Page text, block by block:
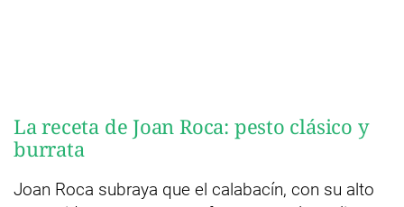
La receta de Joan Roca: pesto clásico y
burrata
Joan Roca subraya que el calabacín, con su alto